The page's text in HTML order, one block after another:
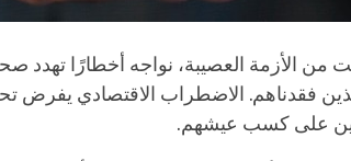
من الأزمة العصيبة، نواجه أخطارًا تهدد
فقدناهم. الاضطراب الاقتصادي يفرض
على كسب عيشهم.